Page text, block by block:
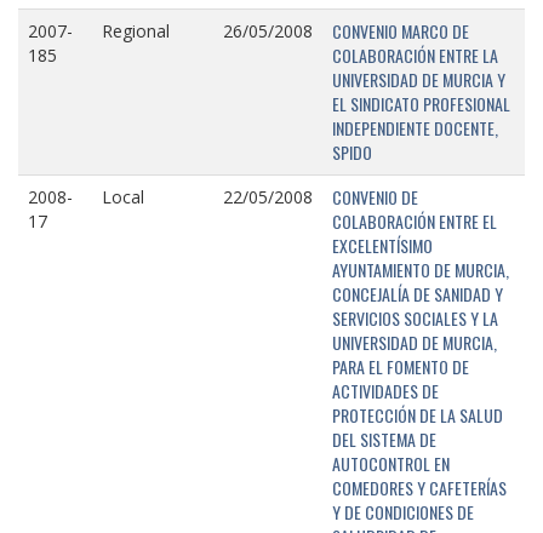
2007-
185
Regional 26/05/2008
CONVENIO MARCO DE
COLABORACIÓN ENTRE LA
UNIVERSIDAD DE MURCIA Y
EL SINDICATO PROFESIONAL
INDEPENDIENTE DOCENTE,
SPIDO
2008-
17
Local 22/05/2008
CONVENIO DE
COLABORACIÓN ENTRE EL
EXCELENTÍSIMO
AYUNTAMIENTO DE MURCIA,
CONCEJALÍA DE SANIDAD Y
SERVICIOS SOCIALES Y LA
UNIVERSIDAD DE MURCIA,
PARA EL FOMENTO DE
ACTIVIDADES DE
PROTECCIÓN DE LA SALUD
DEL SISTEMA DE
AUTOCONTROL EN
COMEDORES Y CAFETERÍAS
Y DE CONDICIONES DE